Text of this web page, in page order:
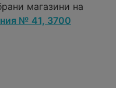
магазини на
№ 41, 3700